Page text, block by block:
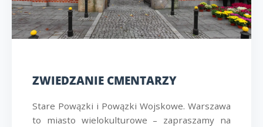
ZWIEDZANIE CMENTARZY
Stare Powązki i Powązki Wojskowe. Warszawa
to miasto wielokulturowe – zapraszamy na